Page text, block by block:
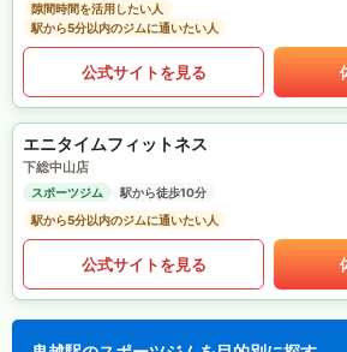
隙間時間を活用したい人
駅から5分以内のジムに通いたい人
公式サイトを見る
エニタイムフィットネス
下総中山店
スポーツジム
駅から徒歩10分
駅から5分以内のジムに通いたい人
公式サイトを見る